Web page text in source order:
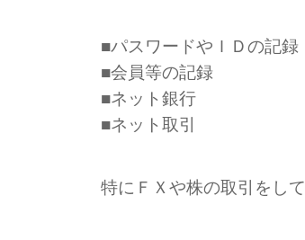
■パスワードやＩＤの記録
■会員等の記録
■ネット銀行
■ネット取引
特にＦＸや株の取引をし